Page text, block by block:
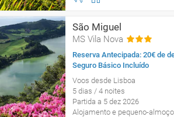
São Miguel
MS Vila Nova
Reserva Antecipada: 20€ de
Seguro Básico Incluído
Voos desde Lisboa
5 dias / 4 noites
Partida a 5 dez 2026
Alojamento e pequeno-almoço